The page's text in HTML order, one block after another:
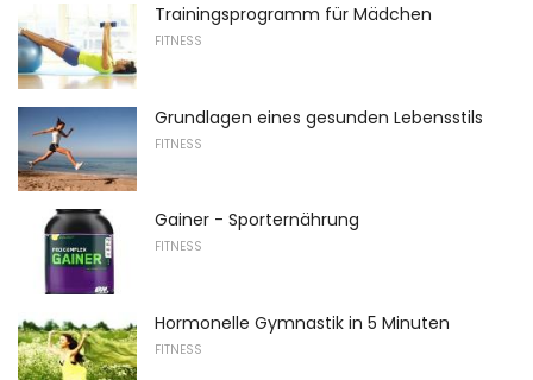
Trainingsprogramm für Mädchen
FITNESS
Grundlagen eines gesunden Lebensstils
FITNESS
Gainer - Sporternährung
FITNESS
Hormonelle Gymnastik in 5 Minuten
FITNESS